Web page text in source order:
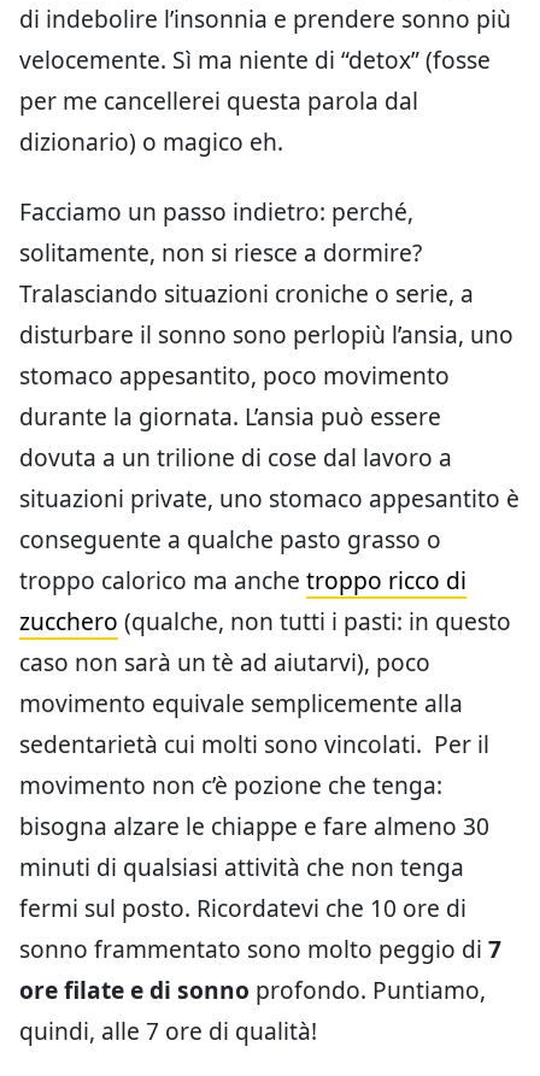
di indebolire l’insonnia e prendere sonno più
velocemente. Sì ma niente di “detox” (fosse
per me cancellerei questa parola dal
dizionario) o magico eh.
Facciamo un passo indietro: perché,
solitamente, non si riesce a dormire?
Tralasciando situazioni croniche o serie, a
disturbare il sonno sono perlopiù l’ansia, uno
stomaco appesantito, poco movimento
durante la giornata. L’ansia può essere
dovuta a un trilione di cose dal lavoro a
situazioni private, uno stomaco appesantito è
conseguente a qualche pasto grasso o
troppo calorico ma anche troppo ricco di
zucchero (qualche, non tutti i pasti: in questo
caso non sarà un tè ad aiutarvi), poco
movimento equivale semplicemente alla
sedentarietà cui molti sono vincolati. Per il
movimento non c’è pozione che tenga:
bisogna alzare le chiappe e fare almeno 30
minuti di qualsiasi attività che non tenga
fermi sul posto. Ricordatevi che 10 ore di
sonno frammentato sono molto peggio di 7
ore filate e di sonno profondo. Puntiamo,
quindi, alle 7 ore di qualità!